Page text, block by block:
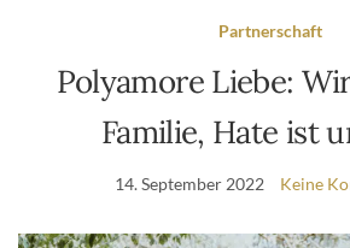
Partnerschaft
Polyamore Liebe:
Familie, Hate ist
14. September 2022 Keine